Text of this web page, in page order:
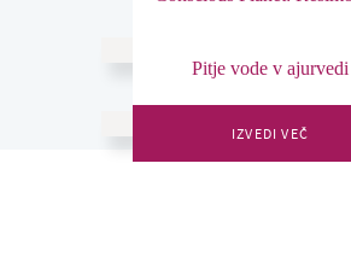
IZVEDI VEČ
Pitje vode v ajurvedi
IZVEDI VEČ